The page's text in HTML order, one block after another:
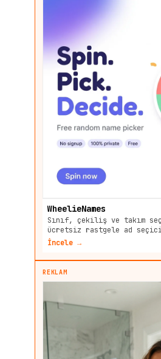
WheelieNames
Sınıf, çekiliş ve takım
ücretsiz rastgele ad
İncele →
REKLAM